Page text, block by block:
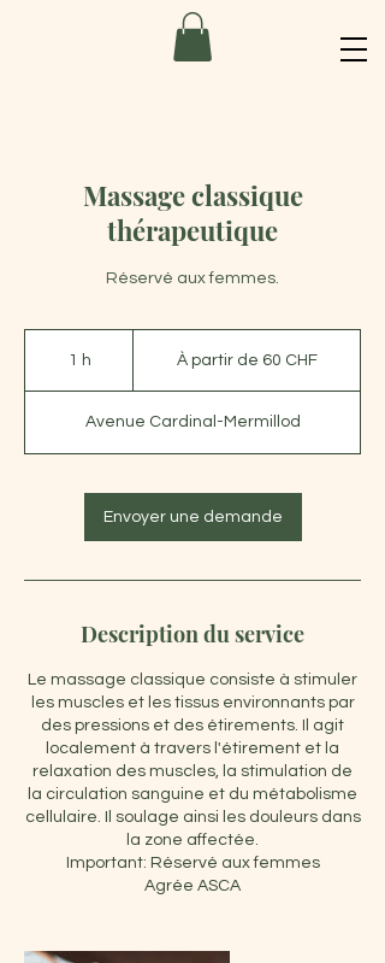
Massage classique
thérapeutique
Réservé aux femmes.
1 h
francs
À partir de 60 CHF
Avenue Cardinal-Mermillod
Envoyer une demande
Description du service
Le massage classique consiste à stimuler
les muscles et les tissus environnants par
des pressions et des étirements. Il agit
localement à travers l'étirement et la
relaxation des muscles, la stimulation de
la circulation sanguine et du métabolisme
cellulaire. Il soulage ainsi les douleurs dans
la zone affectée.
Important: Réservé aux femmes
Agrée ASCA